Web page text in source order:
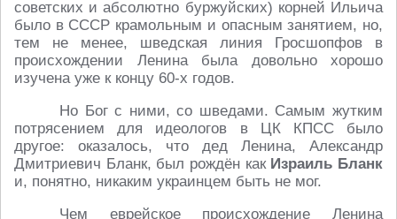
советских и абсолютно буржуйских) корней Ильича
было в СССР крамольным и опасным занятием, но,
тем не менее, шведская линия Гросшопфов в
происхождении Ленина была довольно хорошо
изучена уже к концу 60-х годов.
Но Бог с ними, со шведами. Самым жутким
потрясением для идеологов в ЦК КПСС было
другое: оказалось, что дед Ленина, Александр
Дмитриевич Бланк, был рождён как Израиль Бланк
и, понятно, никаким украинцем быть не мог.
Чем еврейское происхождение Ленина